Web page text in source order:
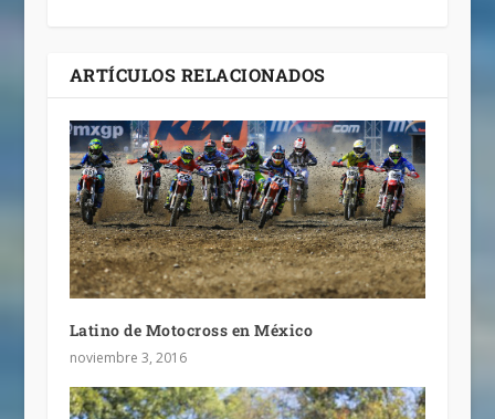
ARTÍCULOS RELACIONADOS
Latino de Motocross en México
noviembre 3, 2016